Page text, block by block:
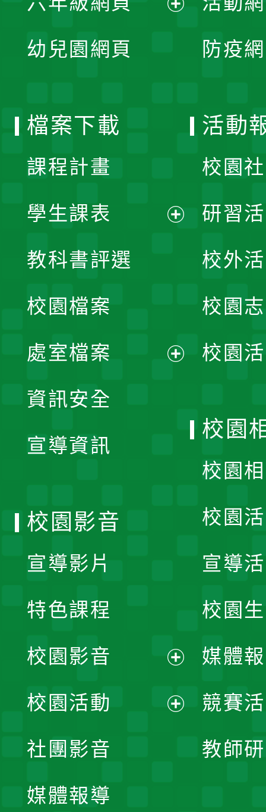
選
開
幼兒園網頁 防疫
檔案下載
課程計畫
學生課表
單
教科書評選
校園檔案
處室檔案
資訊安全
宣導資訊
活動
校園
研習
校外
校園
校園
校園
校園
校園
宣導
校園
媒體
競賽
教師
校園影音
宣導影片
特色課程
校園影音
開
校園活動
社團影音
媒體報導